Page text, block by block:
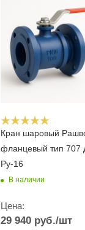
Кран шаровый
фланцевый тип 707
Ру-16
В наличии
Цена:
29 940 руб./шт